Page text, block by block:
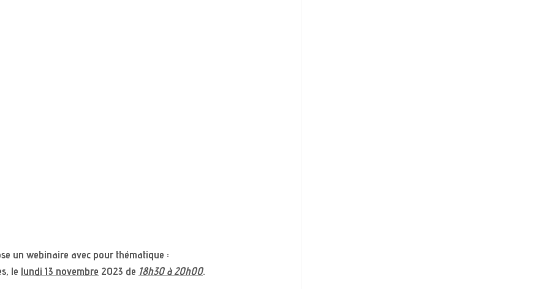
un webinaire avec pour thématique :
le lundi 13 novembre 2023 de 18h30 à 20h00.